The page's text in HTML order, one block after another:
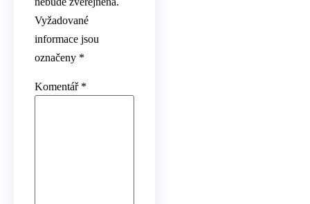
Vyžadované
informace jsou
označeny *
Komentář *